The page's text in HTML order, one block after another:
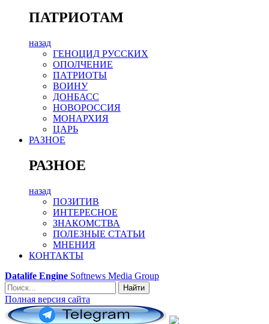
ПАТРИОТАМ
назад
ГЕНОЦИД РУССКИХ
ОПОЛЧЕНИЕ
ПАТРИОТЫ
ВОИНУ
ДОНБАСС
НОВОРОССИЯ
МОНАРХИЯ
ЦАРЬ
РАЗНОЕ
РАЗНОЕ
назад
ПОЗИТИВ
ИНТЕРЕСНОЕ
ЗНАКОМСТВА
ПОЛЕЗНЫЕ СТАТЬИ
МНЕНИЯ
КОНТАКТЫ
Datalife Engine Softnews Media Group
Найти
Полная версия сайта